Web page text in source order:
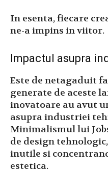
In esenta, fiecare
ne-a impins in viitor.
Impactul asupra
Este de netagaduit
generate de aceste
inovatoare au avut
asupra industriei
Minimalismul lui
de design
inutile si
estetica.